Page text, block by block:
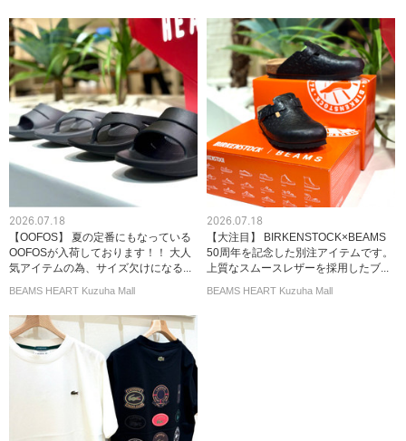
2026.07.18
【OOFOS】 夏の定番にもなっている
OOFOSが入荷しております！！ 大人
気アイテムの為、サイズ欠けになる...
BEAMS HEART Kuzuha Mall
2026.07.18
【大注目】 BIRKENSTOCK×BEAMS
50周年を記念した別注アイテムです。
上質なスムースレザーを採用したブ...
BEAMS HEART Kuzuha Mall